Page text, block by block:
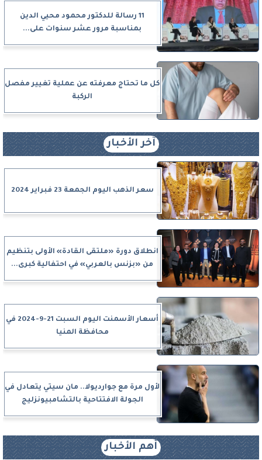
11 رسالة للدكتور محمود محيي الدين
بمناسبة مرور عشر سنوات على...
كل ما تحتاج معرفته عن عملية تغيير مفصل
الركبة
آخر الأخبار
سعر الذهب اليوم الجمعة 23 فبراير 2024
انطلاق دورة «ملتقى القادة» الأولى بتنظيم
من «بزنس بالعربي» في احتفالية كبرى...
أسعار الأسمنت اليوم السبت 21-9-2024 في
محافظة المنيا
لأول مرة مع جوارديولا.. مان سيتي يتعادل في
الجولة الافتتاحية بالتشامبيونزليج
أهم الأخبار